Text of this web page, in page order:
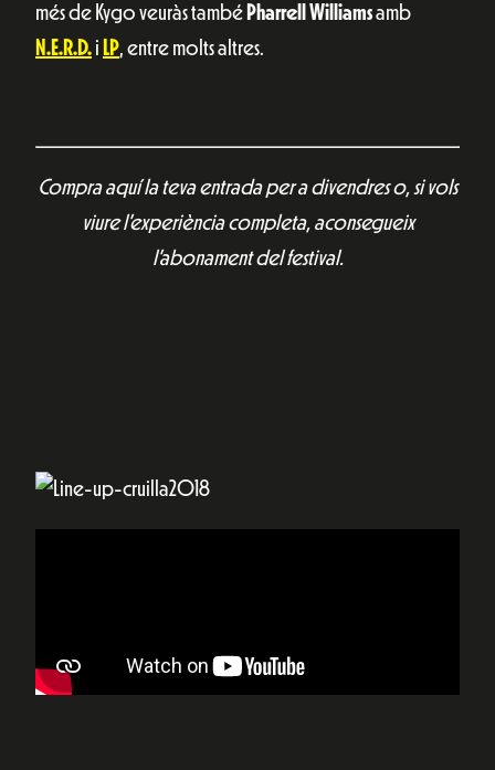
més de Kygo veuràs també Pharrell Williamsamb
N.E.R.D. i LP, entre molts altres.
Compra aquí la teva entrada per a divendres o, si vols
viure l’experiència completa, aconsegueix
l’abonament del festival.